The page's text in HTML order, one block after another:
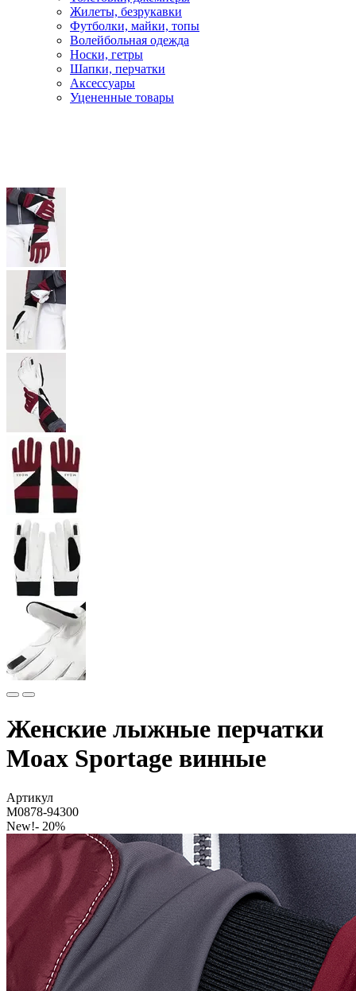
Жилеты, безрукавки
Футболки, майки, топы
Волейбольная одежда
Носки, гетры
Шапки, перчатки
Аксессуары
Уцененные товары
Женские лыжные перчатки
Moax Sportage винные
Артикул
M0878-94300
New!- 20%